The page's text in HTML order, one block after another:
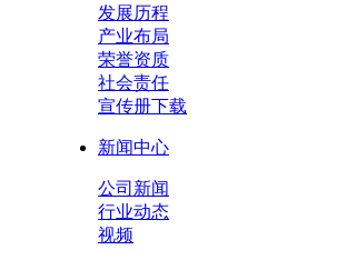
发展历程
产业布局
荣誉资质
社会责任
宣传册下载
新闻中心
公司新闻
行业动态
视频